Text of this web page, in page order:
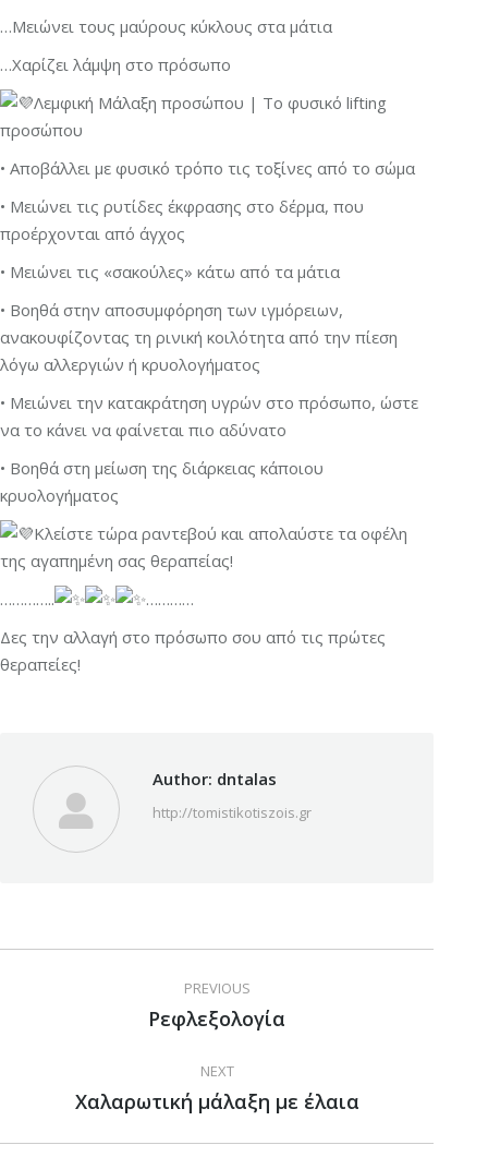
…Μειώνει τους μαύρους κύκλους στα μάτια
…Χαρίζει λάμψη στο πρόσωπο
Λεμφική Μάλαξη προσώπου | Το φυσικό lifting
προσώπου
• Αποβάλλει με φυσικό τρόπο τις τοξίνες από το σώμα
• Μειώνει τις ρυτίδες έκφρασης στο δέρμα, που
προέρχονται από άγχος
• Μειώνει τις «σακούλες» κάτω από τα μάτια
• Βοηθά στην αποσυμφόρηση των ιγμόρειων,
ανακουφίζοντας τη ρινική κοιλότητα από την πίεση
λόγω αλλεργιών ή κρυολογήματος
• Μειώνει την κατακράτηση υγρών στο πρόσωπο, ώστε
να το κάνει να φαίνεται πιο αδύνατο
• Βοηθά στη μείωση της διάρκειας κάποιου
κρυολογήματος
Κλείστε τώρα ραντεβού και απολαύστε τα οφέλη
της αγαπημένη σας θεραπείας!
…………..
…………
Δες την αλλαγή στο πρόσωπο σου από τις πρώτες
θεραπείες!
Author: dntalas
http://tomistikotiszois.gr
navigation
PREVIOUS
Previous
Ρεφλεξολογία
NEXT
Next
Χαλαρωτική μάλαξη με έλαια